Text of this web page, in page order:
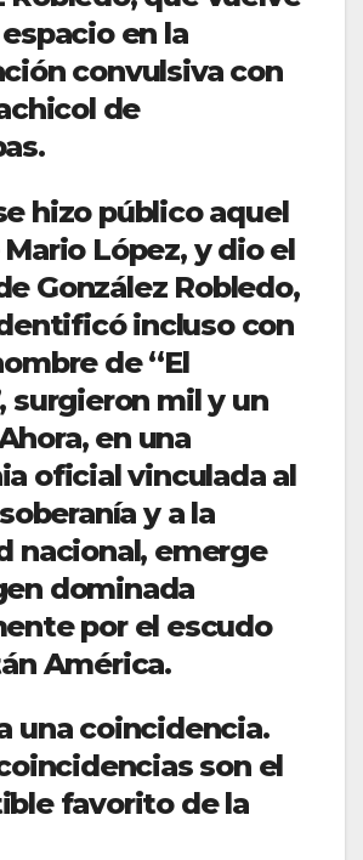
en la
convulsiva con
de
hizo público aquel
López, y dio el
González Robledo,
incluso con
de “El
surgieron mil y un
en una
oficial vinculada al
y a la
nacional, emerge
dominada
por el escudo
América.
una coincidencia.
son el
favorito de la